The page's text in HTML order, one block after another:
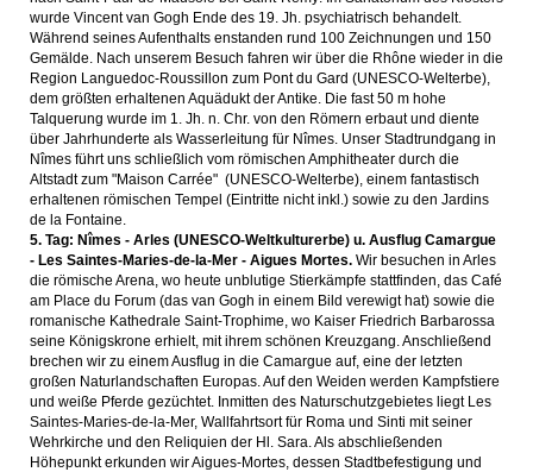
wurde Vincent van Gogh Ende des 19. Jh. psychiatrisch behandelt.
Während seines Aufenthalts enstanden rund 100 Zeichnungen und 150
Gemälde. Nach unserem Besuch fahren wir über die Rhône wieder in die
Region Languedoc-Roussillon zum Pont du Gard (UNESCO-Welterbe),
dem größten erhaltenen Aquädukt der Antike. Die fast 50 m hohe
Talquerung wurde im 1. Jh. n. Chr. von den Römern erbaut und diente
über Jahrhunderte als Wasserleitung für Nîmes. Unser Stadtrundgang in
Nîmes führt uns schließlich vom römischen Amphitheater durch die
Altstadt zum "Maison Carrée" (UNESCO-Welterbe), einem fantastisch
erhaltenen römischen Tempel (Eintritte nicht inkl.) sowie zu den Jardins
de la Fontaine.
5. Tag: Nîmes - Arles (UNESCO-Weltkulturerbe) u. Ausflug Camargue
- Les Saintes-Maries-de-la-Mer - Aigues Mortes. Wir besuchen in Arles
die römische Arena, wo heute unblutige Stierkämpfe stattfinden, das Café
am Place du Forum (das van Gogh in einem Bild verewigt hat) sowie die
romanische Kathedrale Saint-Trophime, wo Kaiser Friedrich Barbarossa
seine Königskrone erhielt, mit ihrem schönen Kreuzgang. Anschließend
brechen wir zu einem Ausflug in die Camargue auf, eine der letzten
großen Naturlandschaften Europas. Auf den Weiden werden Kampfstiere
und weiße Pferde gezüchtet. Inmitten des Naturschutzgebietes liegt Les
Saintes-Maries-de-la-Mer, Wallfahrtsort für Roma und Sinti mit seiner
Wehrkirche und den Reliquien der Hl. Sara. Als abschließenden
Höhepunkt erkunden wir Aigues-Mortes, dessen Stadtbefestigung und